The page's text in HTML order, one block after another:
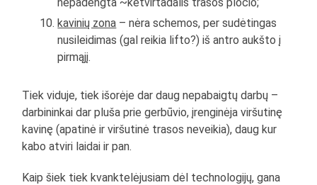
kavinių zona – nėra schemos, per sudėtingas
nusileidimas (gal reikia lifto?) iš antro aukšto į
pirmąjį.
Tiek viduje, tiek išorėje dar daug nepabaigtų darbų –
darbininkai dar pluša prie gerbūvio, įrenginėja viršutinę
kavinę (apatinė ir viršutinė trasos neveikia), daug kur
kabo atviri laidai ir pan.
Kaip šiek tiek kvanktelėjusiam dėl technologijų, gana